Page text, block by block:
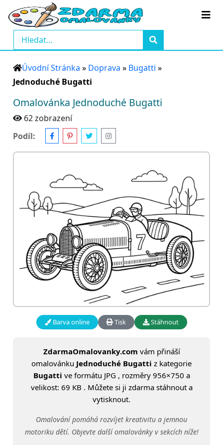
Úvodní Stránka » Doprava » Bugatti »
Jednoduché Bugatti
Omalovánka Jednoduché Bugatti
62 zobrazení
Podíl:
Barva online Tisk Stáhnout
ZdarmaOmalovanky.com vám přináší
omalovánku Jednoduché Bugatti z kategorie
Bugatti ve formátu JPG , rozměry 956×750 a
velikost: 69 KB . Můžete si ji zdarma stáhnout a
vytisknout.
Omalování pomáhá rozvíjet kreativitu a jemnou
motoriku dětí. Objevte další omalovánky v sekcích níže!